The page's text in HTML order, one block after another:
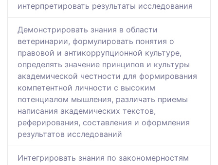
интерпретировать результаты исследования
Демонстрировать знания в области
ветеринарии, формулировать понятия о
правовой и антикоррупционной культуре,
определять значение принципов и культуры
академической честности для формирования
компетентной личности с высоким
потенциалом мышления, различать приемы
написания академических текстов,
реферирования, составления и оформления
результатов исследований
Интегрировать знания по закономерностям